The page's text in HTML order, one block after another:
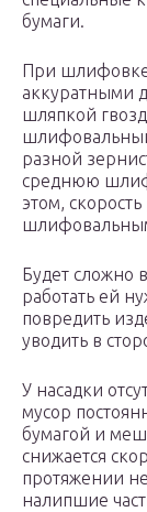
бумаги.
При шлифовке
аккуратными
шляпкой
шлифовальный
разной
среднюю
этом,
Будет сложно
работать ей
повредить
уводить в
У насадки
мусор
бумагой и
снижается
протяжении
налипшие